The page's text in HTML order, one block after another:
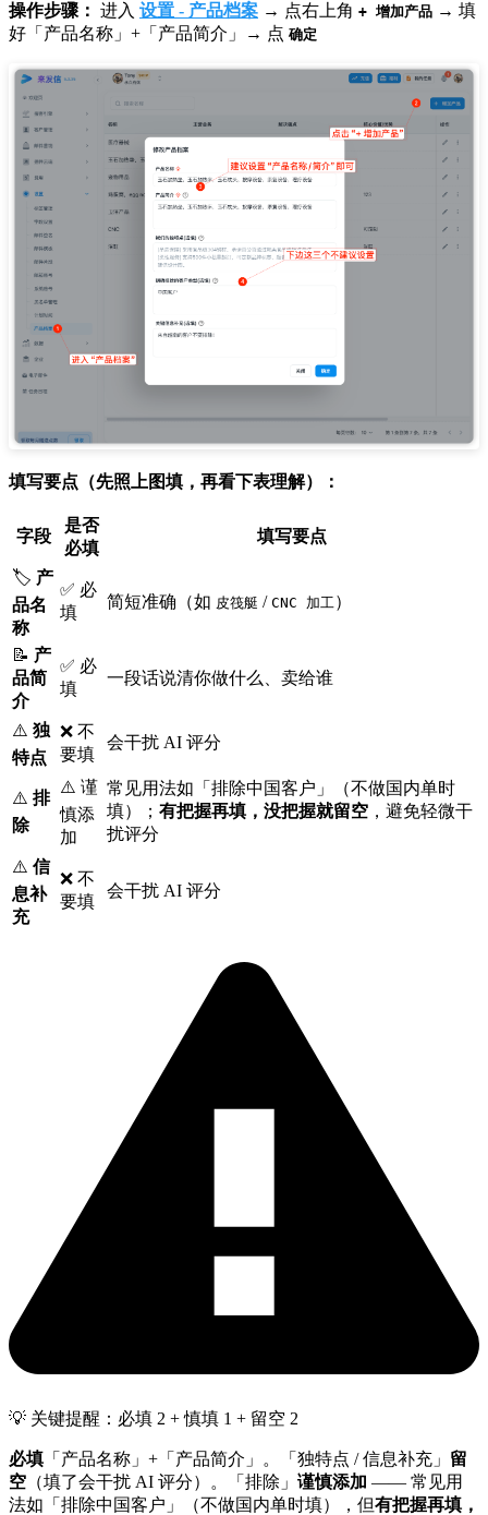
操作步骤： 进入 设置 - 产品档案 → 点右上角 + 增加产品 → 填
好「产品名称」+「产品简介」→ 点 确定
填写要点（先照上图填，再看下表理解）：
字段
是否
必填
填写要点
🏷️ 产
品名
称
✅ 必
填
简短准确（如 皮筏艇 / CNC 加工 ）
📝 产
品简
介
✅ 必
填
一段话说清你做什么、卖给谁
⚠️ 独
特点
❌ 不
要填
会干扰 AI 评分
⚠️ 排
除
⚠️ 谨
慎添
加
常见用法如「排除中国客户」（不做国内单时
填）； 有把握再填，没把握就留空 ，避免轻微干
扰评分
⚠️ 信
息补
充
❌ 不
要填
会干扰 AI 评分
💡 关键提醒：必填 2 + 慎填 1 + 留空 2
必填 「产品名称」+「产品简介」。「独特点 / 信息补充」 留
空 （填了会干扰 AI 评分）。「排除」 谨慎添加 —— 常见用
法如「排除中国客户」（不做国内单时填），但有把握再填，